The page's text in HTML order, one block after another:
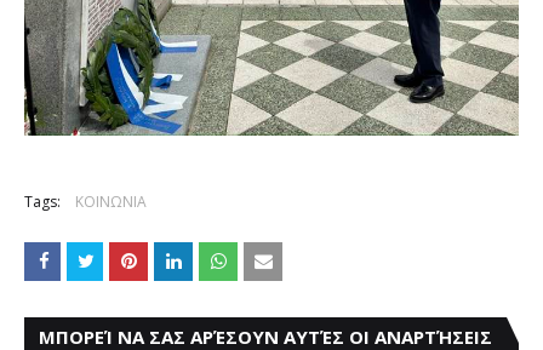
Tags: ΚΟΙΝΩΝΙΑ
ΜΠΟΡΕΊ ΝΑ ΣΑΣ ΑΡΈΣΟΥΝ ΑΥΤΈΣ ΟΙ ΑΝΑΡΤΉΣΕΙΣ